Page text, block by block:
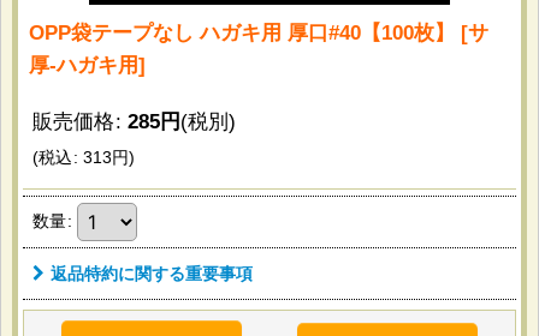
OPP袋テープなし ハガキ用 厚口#40【100枚】 [サ
厚-ハガキ用]
販売価格: 285円(税別)
(税込: 313円)
数量:
返品特約に関する重要事項